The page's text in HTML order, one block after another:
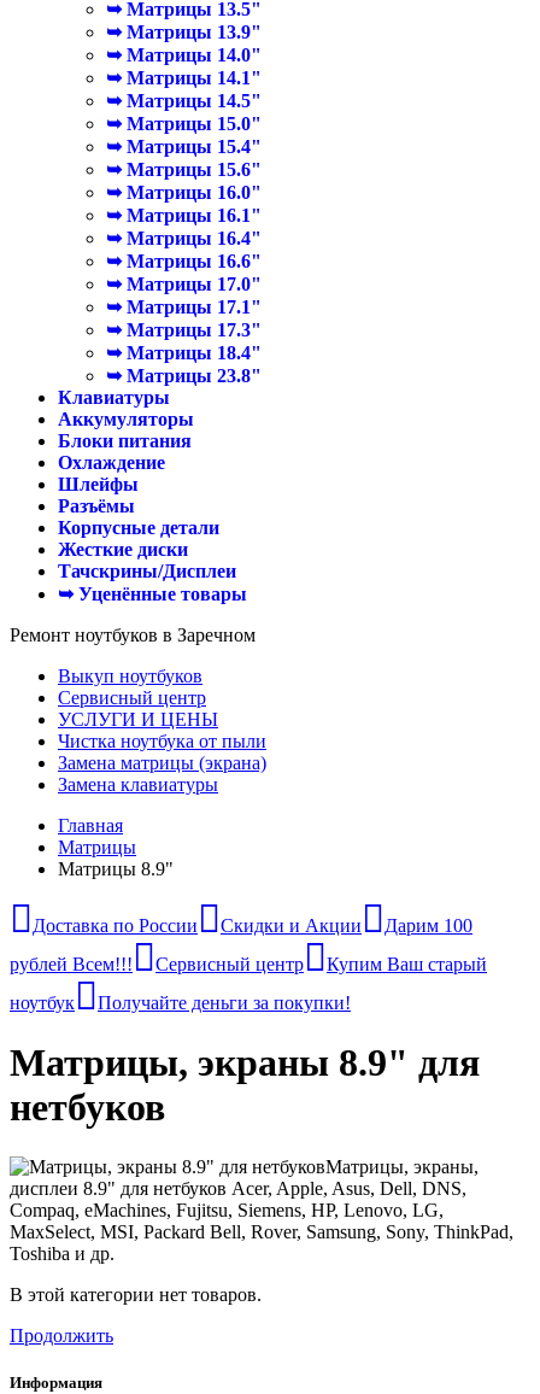
➥ Матрицы 13.5"
➥ Матрицы 13.9"
➥ Матрицы 14.0"
➥ Матрицы 14.1"
➥ Матрицы 14.5"
➥ Матрицы 15.0"
➥ Матрицы 15.4"
➥ Матрицы 15.6"
➥ Матрицы 16.0"
➥ Матрицы 16.1"
➥ Матрицы 16.4"
➥ Матрицы 16.6"
➥ Матрицы 17.0"
➥ Матрицы 17.1"
➥ Матрицы 17.3"
➥ Матрицы 18.4"
➥ Матрицы 23.8"
Клавиатуры
Аккумуляторы
Блоки питания
Охлаждение
Шлейфы
Разъёмы
Корпусные детали
Жесткие диски
Тачскрины/Дисплеи
➥ Уценённые товары
Ремонт ноутбуков в Заречном
Выкуп ноутбуков
Сервисный центр
УСЛУГИ И ЦЕНЫ
Чистка ноутбука от пыли
Замена матрицы (экрана)
Замена клавиатуры
Главная
Матрицы
Матрицы 8.9"
Доставка по России Скидки и Акции
Дарим 100
рублей Всем!!!
Сервисный центр
Купим Ваш старый
ноутбук
Получайте деньги за покупки!
Матрицы, экраны 8.9" для
нетбуков
Матрицы, экраны,
дисплеи 8.9" для нетбуков Acer, Apple, Asus, Dell, DNS,
Compaq, eMachines, Fujitsu, Siemens, HP, Lenovo, LG,
MaxSelect, MSI, Packard Bell, Rover, Samsung, Sony, ThinkPad,
Toshiba и др.
В этой категории нет товаров.
Продолжить
Информация